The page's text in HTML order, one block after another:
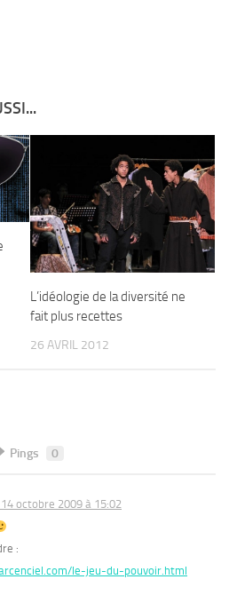
L’idéologie de la diversité ne
fait plus recettes
26 AVRIL 2012
Pings 0
14 octobre 2009 à 15:02
:
le-jeu-du-pouvoir.html